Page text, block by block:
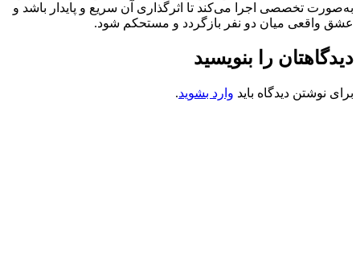
به‌صورت تخصصی اجرا می‌کند تا اثرگذاری آن سریع و پایدار باشد و
عشق واقعی میان دو نفر بازگردد و مستحکم شود.
دیدگاهتان را بنویسید
برای نوشتن دیدگاه باید وارد بشوید.